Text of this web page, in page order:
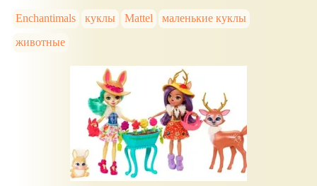
Enchantimals куклы Mattel
маленькие куклы
животные